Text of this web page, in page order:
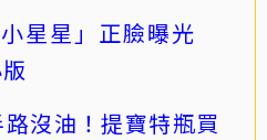
星星」正臉曝光
沒油！提寶特瓶買